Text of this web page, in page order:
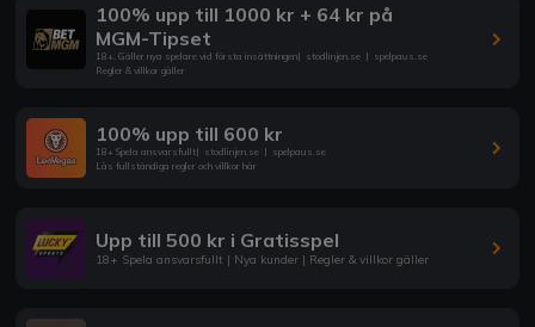
100% upp till 1000 kr + 64 kr på
MGM-Tipset
18+. Gäller nya spelare vid första insättningen| stodlinjen.se | spelpaus.se
Regler & villkor gäller
100% upp till 600 kr
18+ Spela ansvarsfullt| stodlinjen.se | spelpaus.se
Läs fullständiga regler och villkor här
Upp till 500 kr i Gratisspel
18+ Spela ansvarsfullt | Nya kunder | Regler & villkor gäller